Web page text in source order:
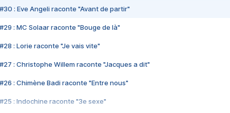
#30 : Eve Angeli raconte "Avant de partir"
#29 : MC Solaar raconte "Bouge de là"
#28 : Lorie raconte "Je vais vite"
#27 : Christophe Willem raconte "Jacques a dit"
#26 : Chimène Badi raconte "Entre nous"
#25 : Indochine raconte "3e sexe"